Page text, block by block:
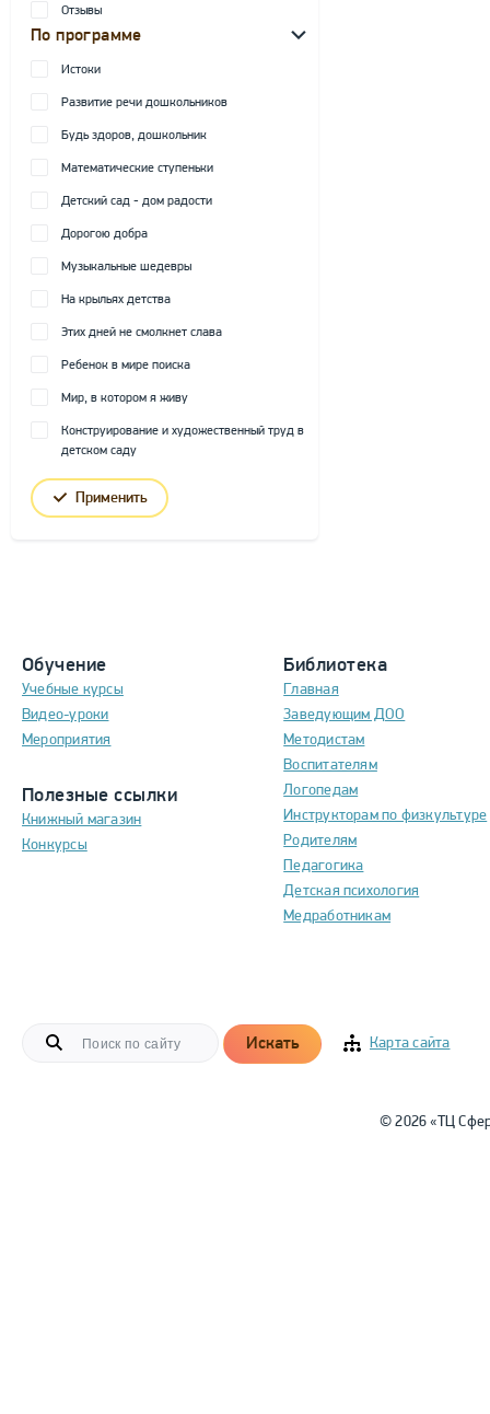
Отзывы
По программе
Истоки
Развитие речи дошкольников
Будь здоров, дошкольник
Математические ступеньки
Детский сад - дом радости
Дорогою добра
Музыкальные шедевры
На крыльях детства
Этих дней не смолкнет слава
Ребенок в мире поиска
Мир, в котором я живу
Конструирование и художественный труд в
детском саду
Применить
Обучение
Учебные курсы
Видео-уроки
Мероприятия
Полезные ссылки
Книжный магазин
Конкурсы
Библиотека
Главная
Заведующим ДОО
Методистам
Воспитателям
Логопедам
Инструкторам по физкультуре
Родителям
Педагогика
Детская психология
Медработникам
Искать Карта сайта
© 2026 «ТЦ